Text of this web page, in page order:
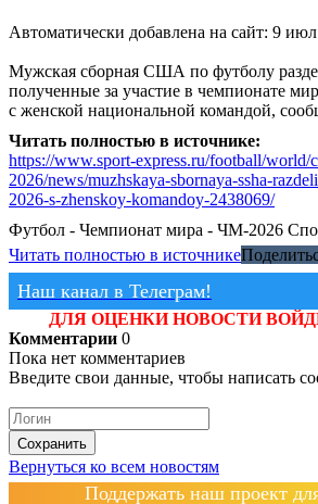
Автоматически добавлена на сайт: 9
Мужская сборная США по футболу
полученные за участие в чемпионате
с женской национальной командой,
Читать полностью в источнике:
https://www.sport-express.ru/football/world/
2026/news/muzhskaya-sbornaya-ssha-
2026-s-zhenskoy-komandoy-2438069/
Футбол - Чемпионат мира - ЧМ-2026
Читать полностью в источнике
Наш канал в Телеграм!
ДЛЯ ОЦЕНКИ НОВОСТИ
Комментарии 0
Пока нет комментариев
Введите свои данные, чтобы написать
Сохранить
Вернуться ко всем новостям
Поддержать наш проект